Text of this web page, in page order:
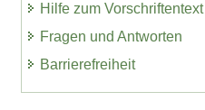
Hilfe zum Vorschriftentext
Fragen und Antworten
Barrierefreiheit